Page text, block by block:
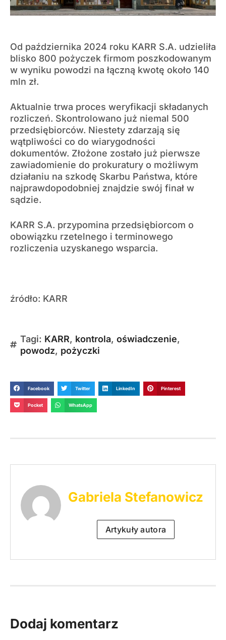
Od października 2024 roku KARR S.A. udzieliła
blisko 800 pożyczek firmom poszkodowanym
w wyniku powodzi na łączną kwotę około 140
mln zł.
Aktualnie trwa proces weryfikacji składanych
rozliczeń. Skontrolowano już niemal 500
przedsiębiorców. Niestety zdarzają się
wątpliwości co do wiarygodności
dokumentów. Złożone zostało już pierwsze
zawiadomienie do prokuratury o możliwym
działaniu na szkodę Skarbu Państwa, które
najprawdopodobniej znajdzie swój finał w
sądzie.
KARR S.A. przypomina przedsiębiorcom o
obowiązku rzetelnego i terminowego
rozliczenia uzyskanego wsparcia.
źródło: KARR
Tagi: KARR, kontrola, oświadczenie,
powodz, pożyczki
Facebook Twitter LinkedIn Pinterest
Pocket WhatsApp
Gabriela Stefanowicz
Artykuły autora
Dodaj komentarz